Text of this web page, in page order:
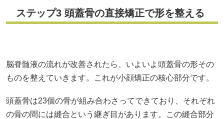
ステップ3 頭蓋骨の直接矯正で形を整える
脳脊髄液の流れが改善されたら、いよいよ頭蓋骨の形その
ものを整えていきます。これが小顔矯正の核心部分です。
頭蓋骨は23個の骨が組み合わさってできており、それぞれ
の骨の間には縫合という継ぎ目があります。この縫合部分